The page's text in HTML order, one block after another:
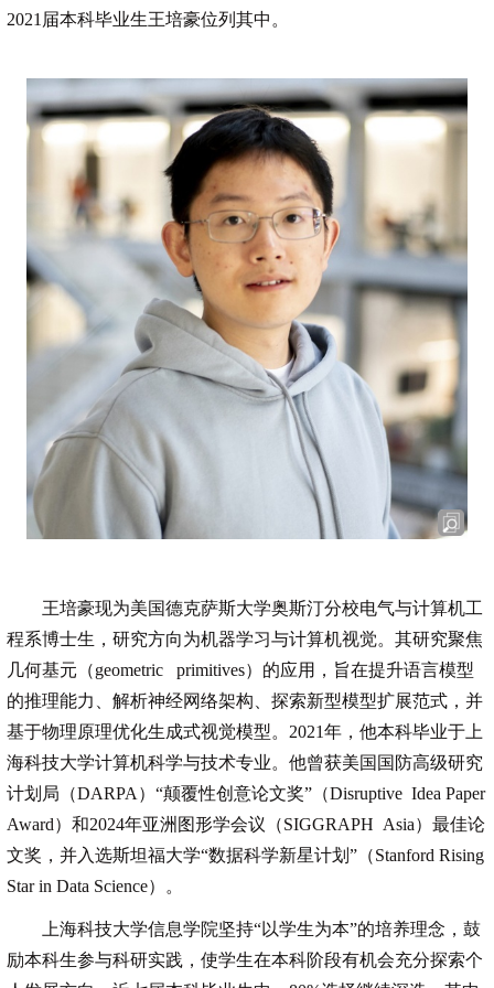
2021届本科毕业生王培豪位列其中 。
王培豪现为美国德克萨斯大学奥斯汀分校电气与计算机工
程系博士生，研究方向为机器学习与计算机视觉。其研究聚焦
几何基元（geometric primitives）的应用，旨在提升语言模型
的推理能力、解析神经网络架构、探索新型模型扩展范式，并
基于物理原理优化生成式视觉模型。2021年，他本科毕业于上
海科技大学计算机科学与技术专业。他曾获美国国防高级研究
计划局（DARPA）“颠覆性创意论文奖”（Disruptive Idea Paper
Award）和2024年亚洲图形学会议（SIGGRAPH Asia）最佳论
文奖，并入选斯坦福大学“数据科学新星计划”（Stanford Rising
Star in Data Science）。
上海科技大学信息学院坚持“以学生为本”的培养理念，鼓
励本科生参与科研实践，使学生在本科阶段有机会充分探索个